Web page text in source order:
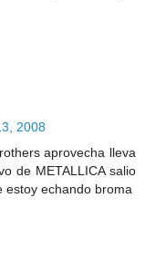
2008
aprovecha lleva
de METALLICA salio
estoy echando broma